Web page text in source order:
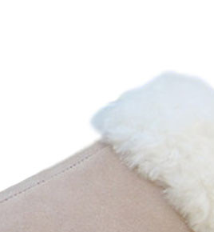
Nogavice